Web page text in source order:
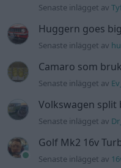
Senaste inlägget av
Huggern goes
Senaste inlägget av
Camaro som
Senaste inlägget av
Volkswagen split
Senaste inlägget av
Golf Mk2 16v
Senaste inlägget av